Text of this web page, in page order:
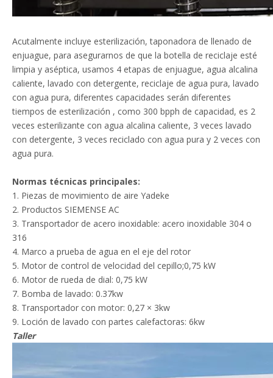
Acutalmente incluye esterilización, taponadora de llenado de
enjuague, para asegurarnos de que la botella de reciclaje esté
limpia y aséptica, usamos 4 etapas de enjuague, agua alcalina
caliente, lavado con detergente, reciclaje de agua pura, lavado
con agua pura, diferentes capacidades serán diferentes
tiempos de esterilización , como 300 bpph de capacidad, es 2
veces esterilizante con agua alcalina caliente, 3 veces lavado
con detergente, 3 veces reciclado con agua pura y 2 veces con
agua pura.
Normas técnicas principales:
1. Piezas de movimiento de aire Yadeke
2. Productos SIEMENSE AC
3. Transportador de acero inoxidable: acero inoxidable 304 o
316
4. Marco a prueba de agua en el eje del rotor
5. Motor de control de velocidad del cepillo;0,75 kW
6. Motor de rueda de dial: 0,75 kW
7. Bomba de lavado: 0.37kw
8. Transportador con motor: 0,27 × 3kw
9. Loción de lavado con partes calefactoras: 6kw
Taller